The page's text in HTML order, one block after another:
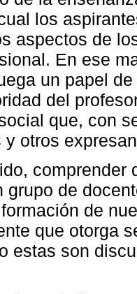
los
aspectos de
En ese
un papel
del
que, con
y otros
comprender
grupo de
de
que otorga
estas son